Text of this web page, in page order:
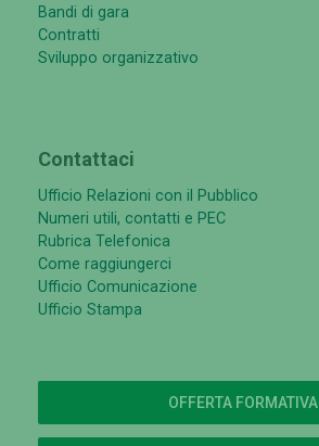
Bandi di gara
Contratti
Sviluppo organizzativo
Contattaci
Ufficio Relazioni con il Pubblico
Numeri utili, contatti e PEC
Rubrica Telefonica
Come raggiungerci
Ufficio Comunicazione
Ufficio Stampa
OFFERTA FORMATIVA